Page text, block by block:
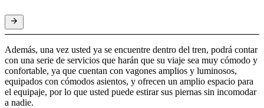
Además, una vez usted ya se encuentre dentro del tren, podrá contar
con una serie de servicios que harán que su viaje sea muy cómodo y
confortable, ya que cuentan con vagones amplios y luminosos,
equipados con cómodos asientos, y ofrecen un amplio espacio para
el equipaje, por lo que usted puede estirar sus piernas sin incomodar
a nadie.